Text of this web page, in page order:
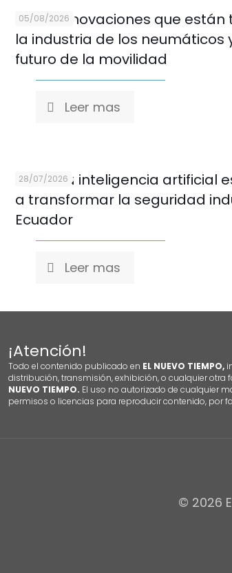
05/08/2026
Cinco innovaciones que
la industria de los neumáticos
futuro de la movilidad
Leer mas
28/07/2026
Cómo la inteligencia artificial
a transformar la seguridad
Ecuador
Leer mas
¡Atención!
Todo el contenido publicado en EL NUEVO TIEMPO,
distribución, transmisión, exhibición, o cualquier
NUEVO TIEMPO. El uso no autorizado de cualquier
permisos o licencias para reproducir contenido, por
© 2026